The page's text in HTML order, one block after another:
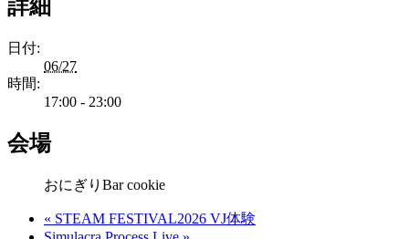
詳細
日付:
06/27
時間:
17:00 - 23:00
会場
おにぎりBar cookie
« STEAM FESTIVAL2026 VJ体験